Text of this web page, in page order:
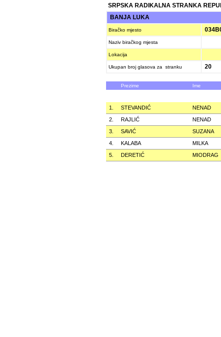
SRPSKA RADIKALNA STRANKA
BANJA LUKA
Biračko mjesto
Naziv biračkog mjesta
Lokacija
Ukupan broj glasova za stranku 20
Prezime Ime
1. STEVANDIĆ
NENAD
2.
RAJLIĆ
NENAD
3.
SAVIĆ
SUZANA
4.
KALABA
MILKA
5.
DERETIĆ MIODRAG